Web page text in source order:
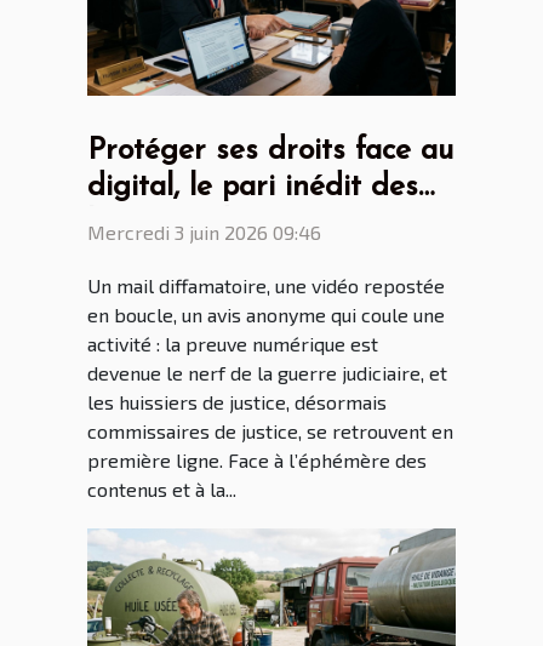
Protéger ses droits face au
digital, le pari inédit des
huissiers de justice
Mercredi 3 juin 2026 09:46
Un mail diffamatoire, une vidéo repostée
en boucle, un avis anonyme qui coule une
activité : la preuve numérique est
devenue le nerf de la guerre judiciaire, et
les huissiers de justice, désormais
commissaires de justice, se retrouvent en
première ligne. Face à l’éphémère des
contenus et à la...